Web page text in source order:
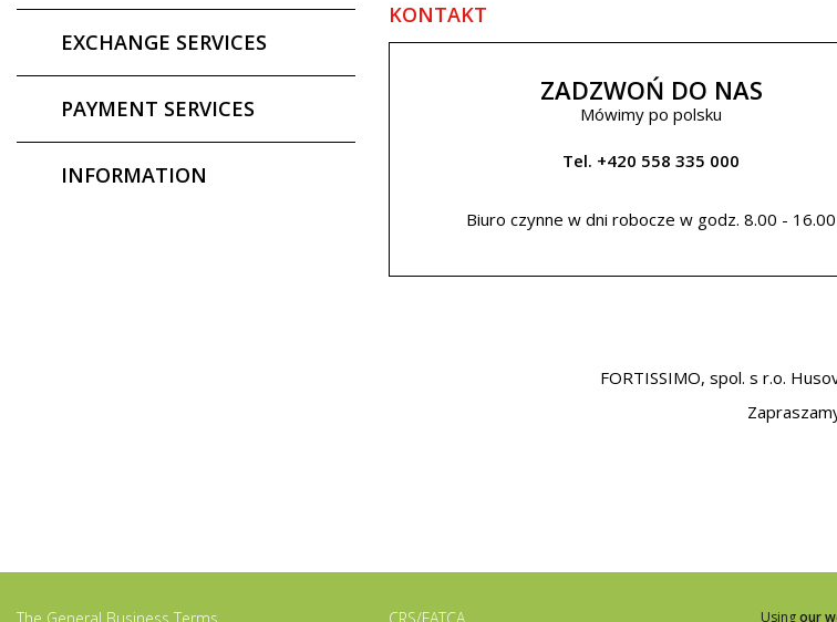
EXCHANGE SERVICES
PAYMENT SERVICES
INFORMATION
KONTAKT
ZADZWOŃ DO NAS
Mówimy po polsku
Tel. +420 558 335 000
Biuro czynne w dni robocze w godz. 8.00 - 16.00
FORTISSIMO, spol. s r.o.
The General Business Terms CRS/FATCA Usingour